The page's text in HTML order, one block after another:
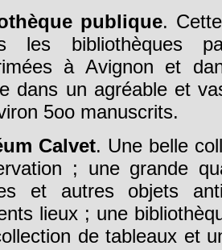
publique.
les bibliothèques
à Avignon et
dans un agréable et
5oo manuscrits.
Calvet. Une belle
; une grande
et autres objets
lieux ; une
de tableaux et